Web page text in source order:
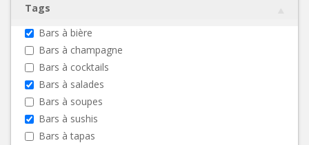
Tags
Bars à bière
Bars à champagne
Bars à cocktails
Bars à salades
Bars à soupes
Bars à sushis
Bars à tapas